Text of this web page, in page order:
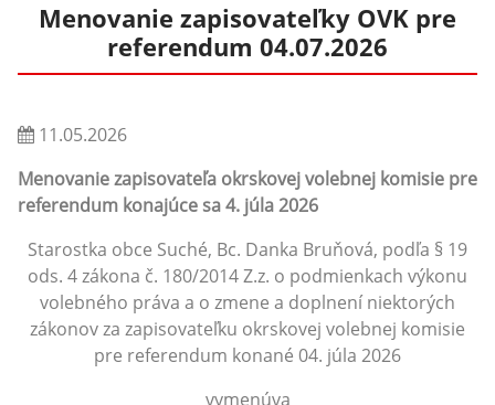
Menovanie zapisovateľky OVK pre
referendum 04.07.2026
11.05.2026
Menovanie zapisovateľa okrskovej volebnej komisie pre
referendum konajúce sa 4. júla 2026
Starostka obce Suché, Bc. Danka Bruňová, podľa § 19
ods. 4 zákona č. 180/2014 Z.z. o podmienkach výkonu
volebného práva a o zmene a doplnení niektorých
zákonov za zapisovateľku okrskovej volebnej komisie
pre referendum konané 04. júla 2026
vymenúva